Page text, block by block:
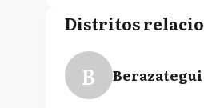
Distritos
B Berazategui